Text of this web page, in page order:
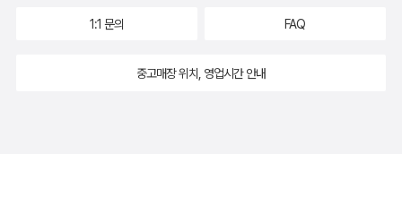
1:1 문의 FAQ
중고매장 위치, 영업시간 안내